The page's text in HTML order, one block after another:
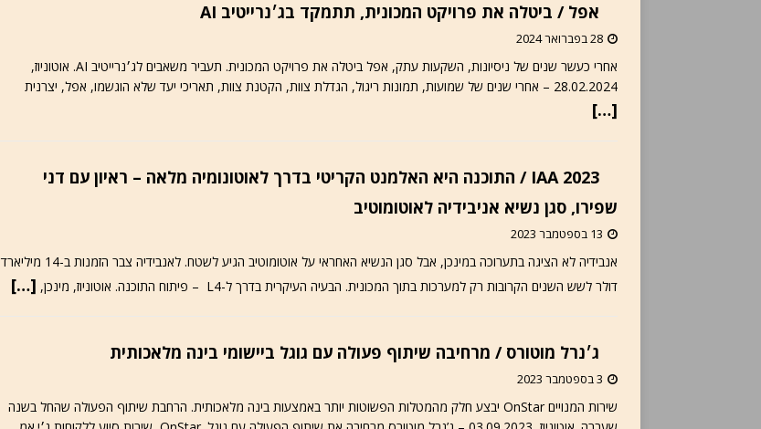
אפל / ביטלה את פרויקט המכונית, תתמקד בג׳נרייטיב AI
28 בפברואר 2024
אחרי כעשר שנים של ניסיונות, השקעות עתק, אפל ביטלה את פרויקט המכונית. תעביר משאבים לג׳נרייטיב AI. אוטוניוז,
28.02.2024 – אחרי שנים של שמועות, תמונות ריגול, הגדלת צוות, הקטנת צוות, תאריכי יעד שלא הוגשמו, אפל, יצרנית
[…]
IAA 2023 / התוכנה היא האלמנט הקריטי בדרך לאוטונומיה מלאה – ראיון עם דני
שפירו, סגן נשיא אניבידיה לאוטומוטיב
13 בספטמבר 2023
אנבידיה לא הציגה בתערוכה במינכן, אבל סגן הנשיא האחראי על אוטומוטיב הגיע לשטח. לאנבידיה צבר הזמנות ב-14 מיליארד
דולר לשש השנים הקרובות רק למערכות בתוך המכונית. הבעיה העיקרית בדרך ל-L4 – פיתוח התוכנה. אוטוניוז, מינכן,
[…]
ג׳נרל מוטורס / מרחיבה שיתוף פעולה עם גוגל ביישומי בינה מלאכותית
3 בספטמבר 2023
שירות המנויים OnStar יבצע חלק מהמטלות הפשוטות יותר באמצעות בינה מלאכותית. הרחבת שיתוף הפעולה שהחל בשנה